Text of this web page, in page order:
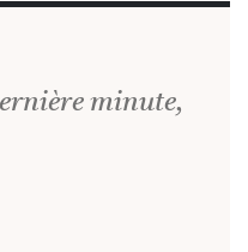
minute,